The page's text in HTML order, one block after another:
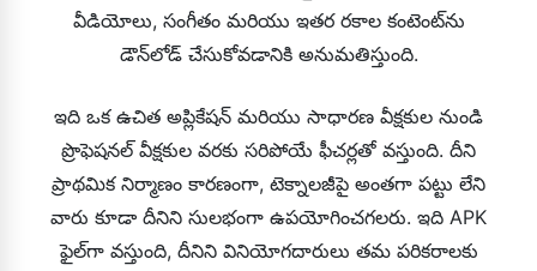
వీడియోలు, సంగీతం మరియు ఇతర రకాల కంటెంట్‌ను
డౌన్‌లోడ్ చేసుకోవడానికి అనుమతిస్తుంది.
ఇది ఒక ఉచిత అప్లికేషన్ మరియు సాధారణ వీక్షకుల నుండి
ప్రొఫెషనల్ వీక్షకుల వరకు సరిపోయే ఫీచర్లతో వస్తుంది. దీని
ప్రాథమిక నిర్మాణం కారణంగా, టెక్నాలజీపై అంతగా పట్టు లేని
వారు కూడా దీనిని సులభంగా ఉపయోగించగలరు. ఇది APK
ఫైల్‌గా వస్తుంది, దీనిని వినియోగదారులు తమ పరికరాలకు